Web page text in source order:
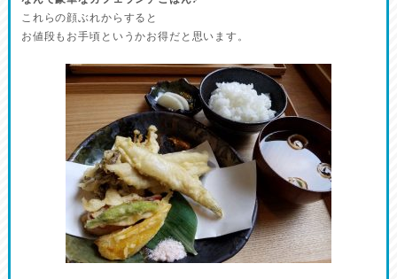
これらの顔ぶれからすると
お値段もお手頃というかお得だと思います。